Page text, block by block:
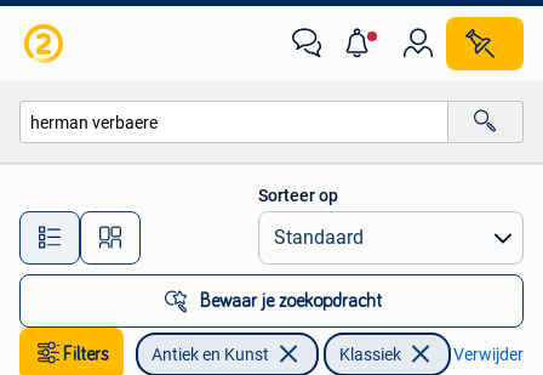
Alle afstanden…
Sorteer op
Bewaar je zoekopdracht
Filters Antiek en Kunst Klassiek Verwijder